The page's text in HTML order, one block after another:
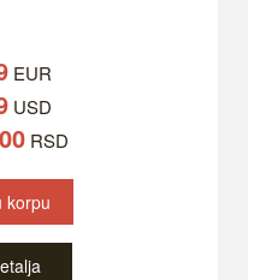
EUR
USD
RSD
korpu